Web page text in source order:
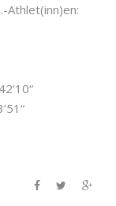
Athlet(inn)en: